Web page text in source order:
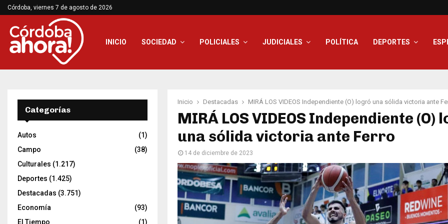
Córdoba, viernes 7 de agosto de 2026
INICIO SOCIEDAD POLICIALES JUDICIALES POLÍTICA DEPORTES
Inicio Destacadas MIRÁ LOS VIDEOS Independiente (O) logró una sólida victoria ante
MIRÁ LOS VIDEOS Independiente (O)
una sólida victoria ante Ferro
14 de diciembre de 2023
Categorías
Autos
(1)
Campo
(38)
Culturales (1.217)
Deportes (1.425)
Destacadas (3.751)
Economía
(93)
El Tiempo
(1)